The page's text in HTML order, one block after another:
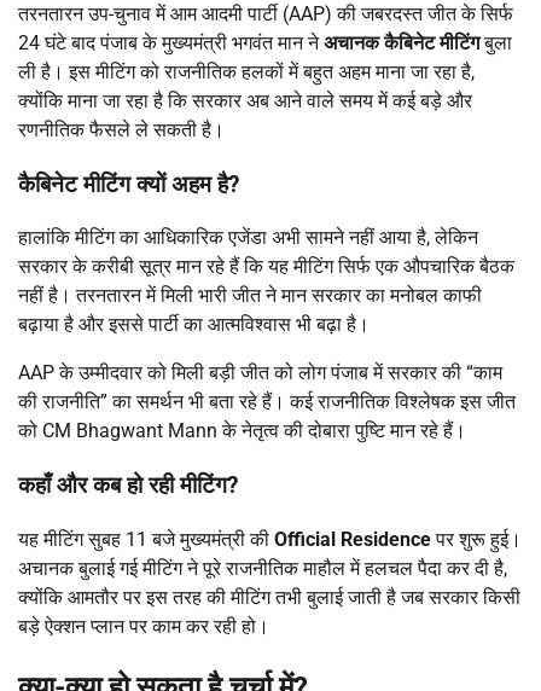
तरनतारन उप-चुनाव में आम आदमी पार्टी (AAP) की जबरदस्त जीत के सिर्फ
24 घंटे बाद पंजाब के मुख्यमंत्री भगवंत मान नेअचानक कैबिनेट मीटिंगबुला
ली है। इस मीटिंग को राजनीतिक हलकों में बहुत अहम माना जा रहा है,
क्योंकि माना जा रहा है कि सरकार अब आने वाले समय में कई बड़े और
रणनीतिक फैसले ले सकती है।
कैबिनेट मीटिंग क्यों अहम है?
हालांकि मीटिंग का आधिकारिक एजेंडा अभी सामने नहीं आया है, लेकिन
सरकार के करीबी सूत्र मान रहे हैं कि यह मीटिंग सिर्फ एक औपचारिक बैठक
नहीं है। तरनतारन में मिली भारी जीत ने मान सरकार का मनोबल काफी
बढ़ाया है और इससे पार्टी का आत्मविश्वास भी बढ़ा है।
AAP के उम्मीदवार को मिली बड़ी जीत को लोग पंजाब में सरकार की “काम
की राजनीति” का समर्थन भी बता रहे हैं। कई राजनीतिक विश्लेषक इस जीत
को CM Bhagwant Mann के नेतृत्व की दोबारा पुष्टि मान रहे हैं।
कहाँ और कब हो रही मीटिंग?
यह मीटिंग सुबह 11 बजे मुख्यमंत्री की Official Residenceपर शुरू हुई।
अचानक बुलाई गई मीटिंग ने पूरे राजनीतिक माहौल में हलचल पैदा कर दी है,
क्योंकि आमतौर पर इस तरह की मीटिंग तभी बुलाई जाती है जब सरकार किसी
बड़े ऐक्शन प्लान पर काम कर रही हो।